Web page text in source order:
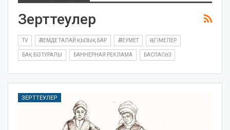
Зерттеулер
TV ӘЛЕМДЕ ТАЛАЙ ҚЫЗЫҚ БАР ӘЛЕУМЕТ ӘҢГІМЕЛЕР
БАҚ БІЗ ТУРАЛЫ БАННЕРНАЯ РЕКЛАМА БАСПАСӨЗ
ЗЕРТТЕУЛЕР